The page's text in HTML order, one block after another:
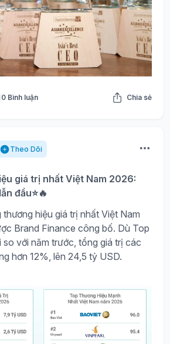
0 Bình luận Chia sẻ
Theo Dõi
giá trị nhất Việt Nam 2026:
đầu⭐🔥
hiệu giá trị nhất Việt Nam
Brand Finance công bố. Dù Top
với năm trước, tổng giá trị các
hơn 12%, lên 24,5 tỷ USD.